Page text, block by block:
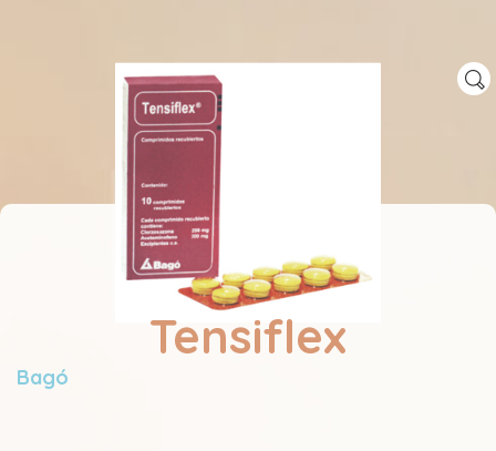
Tensiflex
Bagó